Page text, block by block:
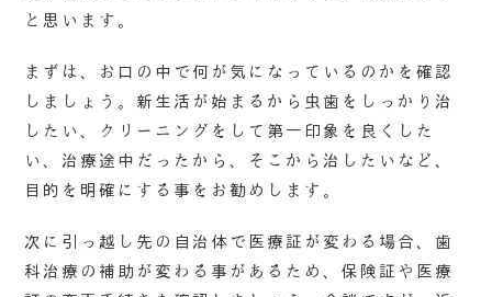
と思います。
まずは、お口の中で何が気になっているのかを確認
しましょう。新生活が始まるから虫歯をしっかり治
したい、クリーニングをして第一印象を良くした
い、治療途中だったから、そこから治したいなど、
目的を明確にする事をお勧めします。
次に引っ越し先の自治体で医療証が変わる場合、歯
科治療の補助が変わる事があるため、保険証や医療